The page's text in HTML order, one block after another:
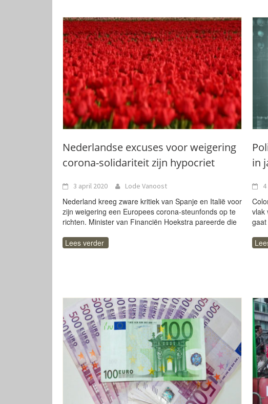
Nederlandse excuses voor weigering
corona-solidariteit zijn hypocriet
3 april 2020 Lode Vanoost
Nederland kreeg zware kritiek van Spanje en Italië voor
zijn weigering een Europees corona-steunfonds op te
richten. Minister van Financiën Hoekstra pareerde die
Lees verder
in
vlak